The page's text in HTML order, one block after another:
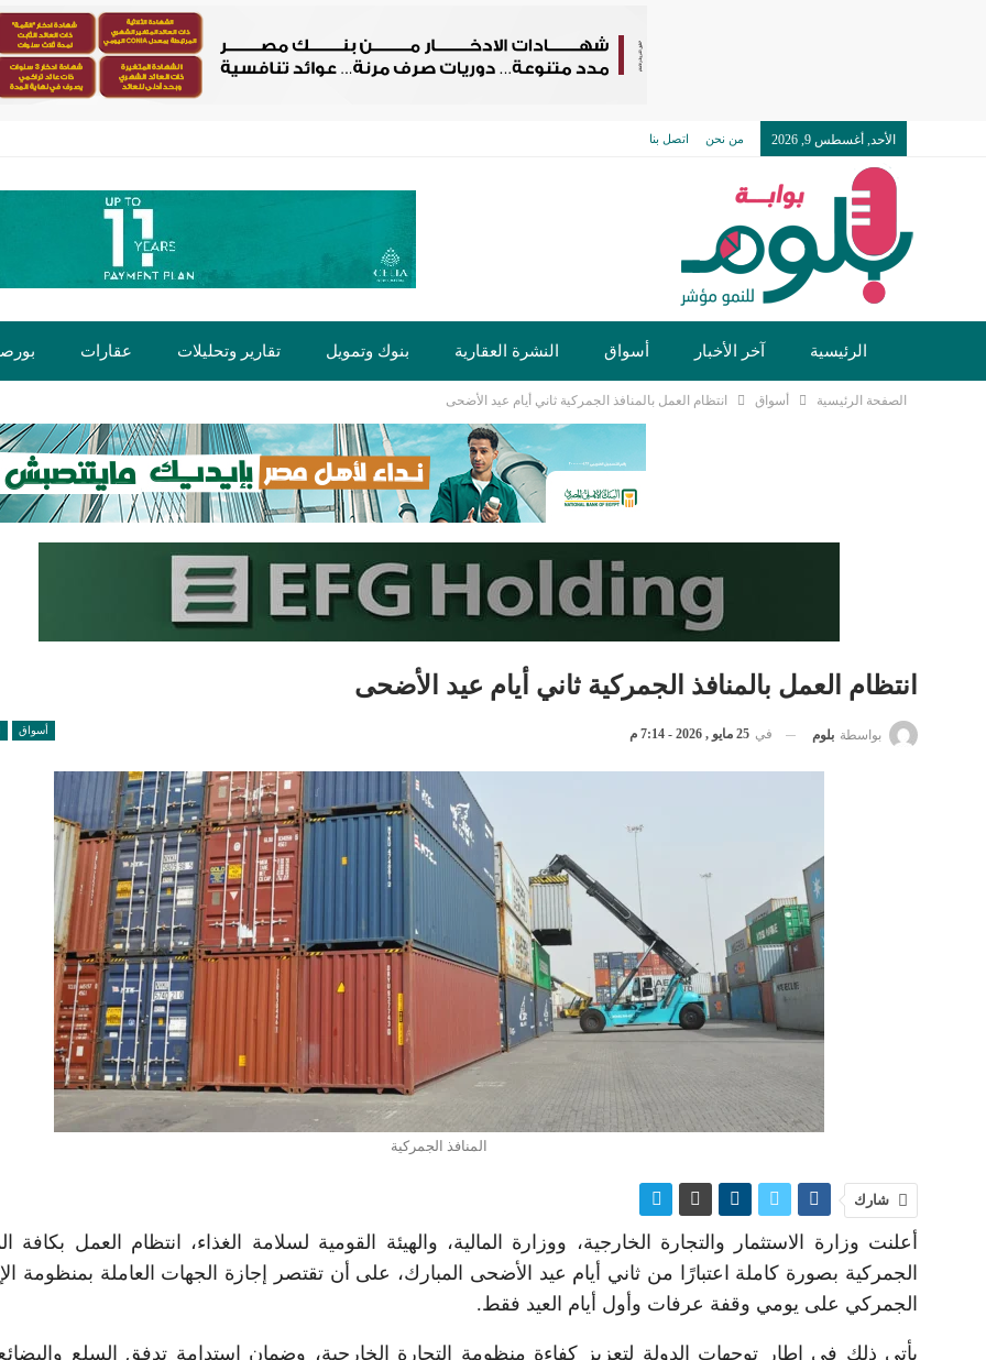
الأحد, أغسطس 9, 2026 من نحن اتصل بنا
الرئيسية آخر الأخبار أسواق النشرة العقارية بنوك وتمويل تقارير وتحليلات عقارات
تكنولوجيا وسيارات دولي مجتمع خدمات
الصفحة الرئيسية أسواق انتظام العمل بالمنافذ الجمركية ثاني أيام عيد الأضحى
انتظام العمل بالمنافذ الجمركية ثاني أيام عيد الأضحى
أسواق بواسطة بلوم في 25 مايو , 2026 - 7:14 م
المنافذ الجمركية
شارك
أعلنت وزارة الاستثمار والتجارة الخارجية، ووزارة المالية، والهيئة القومية لسلامة الغذاء، انتظام العمل بكافة
الجمركية بصورة كاملة اعتبارًا من ثاني أيام عيد الأضحى المبارك، على أن تقتصر إجازة الجهات العاملة بمنظومة
الجمركي على يومي وقفة عرفات وأول أيام العيد فقط.
يأتي ذلك في إطار توجهات الدولة لتعزيز كفاءة منظومة التجارة الخارجية، وضمان استدامة تدفق السلع